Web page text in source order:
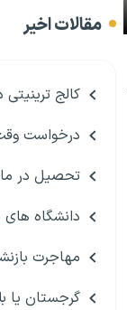
مقالات اخیر
کالج ترینیتی
درخواست
تحصیل در
دانشگاه های
مهاجرت
گرجستان یا